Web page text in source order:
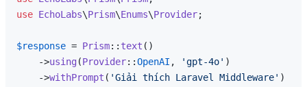
use EchoLabs\Prism\Enums\Provider;
$response = Prism:: text ()
    ->
using (Provider::OpenAI , 'gpt-4o' )
    ->
withPrompt ( 'Giải thích Laravel Middleware' )